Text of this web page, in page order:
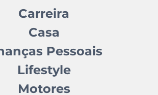
Carreira
Casa
Pessoais
Lifestyle
Motores